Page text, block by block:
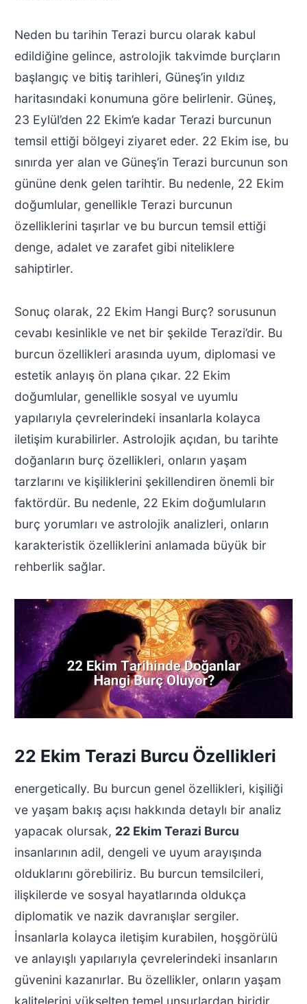
Neden bu tarihin Terazi burcu olarak kabul
edildiğine gelince, astrolojik takvimde burçların
başlangıç ve bitiş tarihleri, Güneş’in yıldız
haritasındaki konumuna göre belirlenir. Güneş,
23 Eylül’den 22 Ekim’e kadar Terazi burcunun
temsil ettiği bölgeyi ziyaret eder. 22 Ekim ise, bu
sınırda yer alan ve Güneş’in Terazi burcunun son
gününe denk gelen tarihtir. Bu nedenle, 22 Ekim
doğumlular, genellikle Terazi burcunun
özelliklerini taşırlar ve bu burcun temsil ettiği
denge, adalet ve zarafet gibi niteliklere
sahiptirler.
Sonuç olarak, 22 Ekim Hangi Burç? sorusunun
cevabı kesinlikle ve net bir şekilde Terazi’dir. Bu
burcun özellikleri arasında uyum, diplomasi ve
estetik anlayış ön plana çıkar. 22 Ekim
doğumlular, genellikle sosyal ve uyumlu
yapılarıyla çevrelerindeki insanlarla kolayca
iletişim kurabilirler. Astrolojik açıdan, bu tarihte
doğanların burç özellikleri, onların yaşam
tarzlarını ve kişiliklerini şekillendiren önemli bir
faktördür. Bu nedenle, 22 Ekim doğumluların
burç yorumları ve astrolojik analizleri, onların
karakteristik özelliklerini anlamada büyük bir
rehberlik sağlar.
22 Ekim Terazi Burcu Özellikleri
energetically. Bu burcun genel özellikleri, kişiliği
ve yaşam bakış açısı hakkında detaylı bir analiz
yapacak olursak, 22 Ekim Terazi Burcu
insanlarının adil, dengeli ve uyum arayışında
olduklarını görebiliriz. Bu burcun temsilcileri,
ilişkilerde ve sosyal hayatlarında oldukça
diplomatik ve nazik davranışlar sergiler.
İnsanlarla kolayca iletişim kurabilen, hoşgörülü
ve anlayışlı yapılarıyla çevrelerindeki insanların
güvenini kazanırlar. Bu özellikler, onların yaşam
kalitelerini yükselten temel unsurlardan biridir.